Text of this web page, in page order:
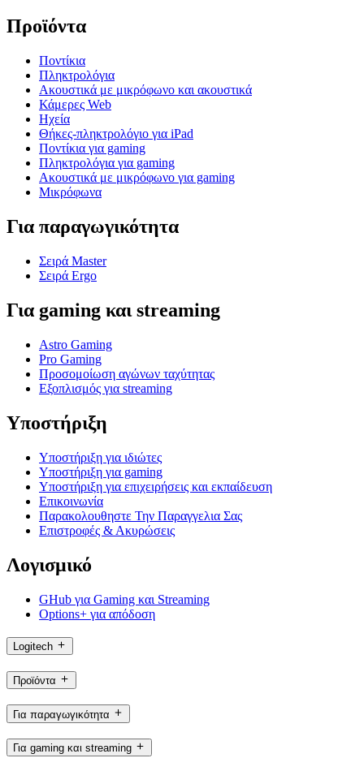
Προϊόντα
Ποντίκια
Πληκτρολόγια
Ακουστικά με μικρόφωνο και ακουστικά
Κάμερες Web
Ηχεία
Θήκες-πληκτρολόγιο για iPad
Ποντίκια για gaming
Πληκτρολόγια για gaming
Ακουστικά με μικρόφωνο για gaming
Μικρόφωνα
Για παραγωγικότητα
Σειρά Master
Σειρά Ergo
Για gaming και streaming
Astro Gaming
Pro Gaming
Προσομοίωση αγώνων ταχύτητας
Εξοπλισμός για streaming
Υποστήριξη
Υποστήριξη για ιδιώτες
Υποστήριξη για gaming
Υποστήριξη για επιχειρήσεις και εκπαίδευση
Επικοινωνία
Παρακολουθηστε Την Παραγγελια Σας
Επιστροφές & Ακυρώσεις
Λογισμικό
GHub για Gaming και Streaming
Options+ για απόδοση
Logitech
Προϊόντα
Για παραγωγικότητα
Για gaming και streaming